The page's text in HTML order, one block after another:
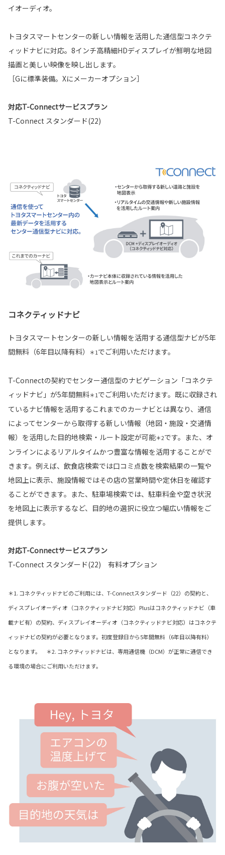
イオーディオ。
トヨタスマートセンターの新しい情報を活用した通信型コネクテ
ィッドナビに対応。8インチ高精細HDディスプレイが鮮明な地図
描画と美しい映像を映し出します。
［Gに標準装備。Xにメーカーオプション］
対応T-Connectサービスプラン
T-Connect スタンダード(22)
コネクティッドナビ
トヨタスマートセンターの新しい情報を活用する通信型ナビが5年
間無料（6年目以降有料）
＊1でご利用いただけます。
T-Connectの契約でセンター通信型のナビゲーション「コネクテ
ィッドナビ」が5年間無料＊1でご利用いただけます。既に収録され
ているナビ情報を活用するこれまでのカーナビとは異なり、通信
によってセンターから取得する新しい情報（地図・施設・交通情
報）を活用した目的地検索・ルート設定が可能＊2です。また、オ
ンラインによるリアルタイムかつ豊富な情報を活用することがで
きます。例えば、飲食店検索では口コミ点数を検索結果の一覧や
地図上に表示、施設情報ではその店の営業時間や定休日を確認す
ることができます。また、駐車場検索では、駐車料金や空き状況
を地図上に表示するなど、目的地の選択に役立つ幅広い情報をご
提供します。
対応T-Connectサービスプラン
T-Connect スタンダード(22) 有料オプション
＊1. コネクティッドナビのご利用には、T-Connectスタンダード（22）の契約と、
ディスプレイオーディオ（コネクティッドナビ対応）Plusはコネクティッドナビ（車
載ナビ有）の契約、ディスプレイオーディオ（コネクティッドナビ対応）はコネクテ
ィッドナビの契約が必要となります。初度登録日から5年間無料（6年目以降有料）
となります。 ＊2. コネクティッドナビは、専用通信機（DCM）が正常に通信でき
る環境の場合にご利用いただけます。